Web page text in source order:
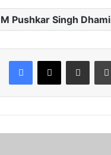
Pushkar Singh Dhami
Facebook
X Share via Email